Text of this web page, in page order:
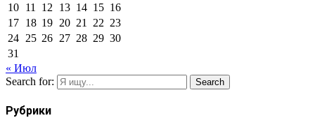
10 11 12 13 14 15 16
17 18 19 20 21 22 23
24 25 26 27 28 29 30
31
« Июл
Search for:
Search
Рубрики